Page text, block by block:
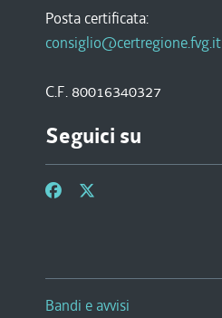
Posta certificata:
consiglio@certregione.fvg.it
C.F. 80016340327
Seguici su
Bandi e avvisi